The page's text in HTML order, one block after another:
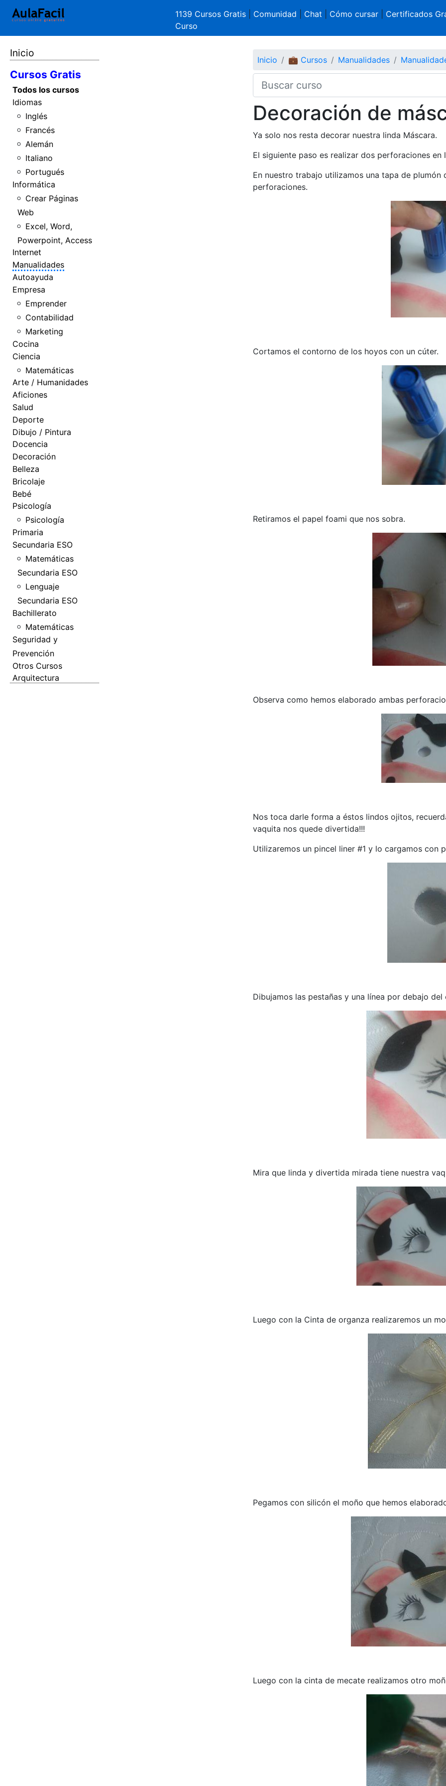
1139 Cursos Gratis Comunidad Chat Cómo cursar| Certificados
Curso
Inicio
Cursos Gratis
Todos los cursos
Idiomas
Inglés
Francés
Alemán
Italiano
Portugués
Informática
Crear Páginas
Web
Excel, Word,
Powerpoint, Access
Internet
Manualidades
Autoayuda
Empresa
Emprender
Contabilidad
Marketing
Cocina
Ciencia
Matemáticas
Arte / Humanidades
Aficiones
Salud
Deporte
Dibujo / Pintura
Docencia
Decoración
Belleza
Bricolaje
Bebé
Psicología
Psicología
Primaria
Secundaria ESO
Matemáticas
Secundaria ESO
Lenguaje
Secundaria ESO
Bachillerato
Matemáticas
Seguridad y
Prevención
Otros Cursos
Arquitectura
Inicio 💼 Cursos Manualidades
Decoración de
Ya solo nos resta decorar nuestra linda Máscara.
El siguiente paso es realizar dos perforaciones
En nuestro trabajo utilizamos una tapa de
perforaciones.
Cortamos el contorno de los hoyos con un cúter.
Retiramos el papel foami que nos sobra.
Observa como hemos elaborado ambas
Nos toca darle forma a éstos lindos ojitos,
vaquita nos quede divertida!!!
Utilizaremos un pincel liner #1 y lo cargamos con
Dibujamos las pestañas y una línea por debajo del
Mira que linda y divertida mirada tiene nuestra
Luego con la Cinta de organza realizaremos un
Pegamos con silicón el moño que hemos
Luego con la cinta de mecate realizamos otro